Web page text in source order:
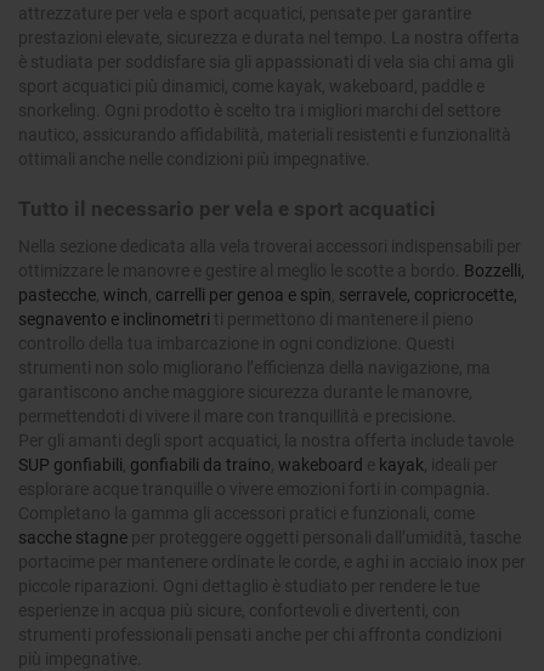
attrezzature per vela e sport acquatici , pensate per garantire
prestazioni elevate, sicurezza e durata nel tempo. La nostra offerta
è studiata per soddisfare sia gli appassionati di vela sia chi ama gli
sport acquatici più dinamici, come kayak, wakeboard, paddle e
snorkeling. Ogni prodotto è scelto tra i migliori marchi del settore
nautico, assicurando affidabilità, materiali resistenti e funzionalità
ottimali anche nelle condizioni più impegnative.
Tutto il necessario per vela e sport acquatici
Nella sezione dedicata alla vela troverai accessori indispensabili per
ottimizzare le manovre e gestire al meglio le scotte a bordo. Bozzelli,
pastecche, winch, carrelli per genoa e spin, serravele, copricrocette,
segnavento e inclinometri ti permettono di mantenere il pieno
controllo della tua imbarcazione in ogni condizione. Questi
strumenti non solo migliorano l’efficienza della navigazione, ma
garantiscono anche maggiore sicurezza durante le manovre,
permettendoti di vivere il mare con tranquillità e precisione.
Per gli amanti degli sport acquatici, la nostra offerta include tavole
SUP gonfiabili, gonfiabili da traino, wakeboard e kayak, ideali per
esplorare acque tranquille o vivere emozioni forti in compagnia.
Completano la gamma gli accessori pratici e funzionali, come
sacche stagne per proteggere oggetti personali dall’umidità, tasche
portacime per mantenere ordinate le corde, e aghi in acciaio inox per
piccole riparazioni. Ogni dettaglio è studiato per rendere le tue
esperienze in acqua più sicure, confortevoli e divertenti, con
strumenti professionali pensati anche per chi affronta condizioni
più impegnative.